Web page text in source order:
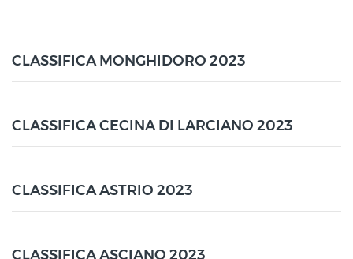
CLASSIFICA MONGHIDORO 2023
CLASSIFICA CECINA DI LARCIANO 2023
CLASSIFICA ASTRIO 2023
CLASSIFICA ASCIANO 2023